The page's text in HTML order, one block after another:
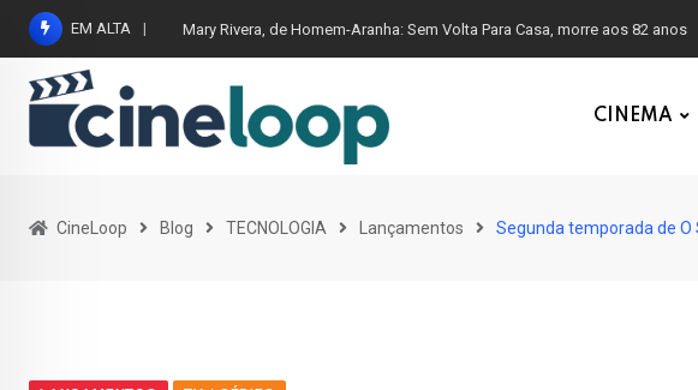
Pular
para
conteúdo
EM ALTA Mary Rivera, de Homem-Aranha: Sem Volta Para Casa, morre aos 82 anos
CINEMA
CineLoop Blog TECNOLOGIA Lançamentos Segunda temporada de O